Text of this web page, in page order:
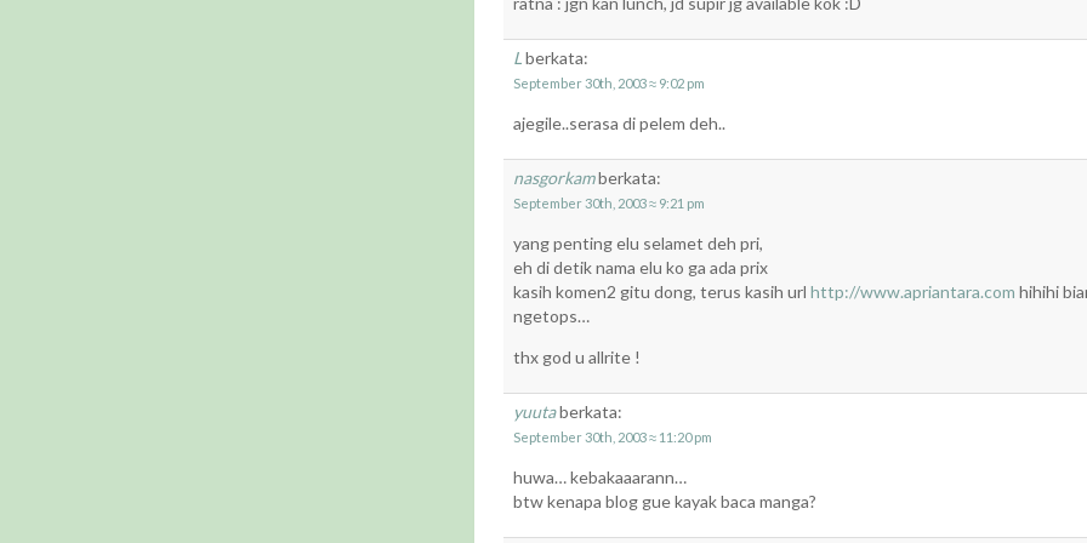
L berkata:
September 30th, 2003 ≈ 9:02 pm
ajegile..serasa di pelem deh..
nasgorkamberkata:
September 30th, 2003 ≈ 9:21 pm
yang penting elu selamet deh pri,
eh di detik nama elu ko ga ada prix
kasih komen2 gitu dong, terus kasih url http://www.apriantara.com hihihi
ngetops…
thx god u allrite !
yuutaberkata:
September 30th, 2003 ≈ 11:20 pm
huwa… kebakaaarann…
btw kenapa blog gue kayak baca manga?